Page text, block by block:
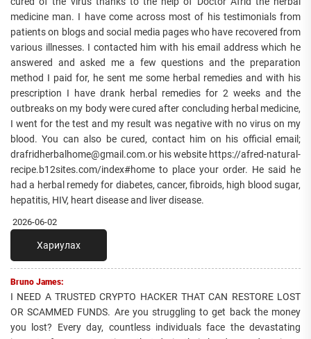
medicine man. I have come across most of his testimonials from
patients on blogs and social media pages who have recovered from
various illnesses. I contacted him with his email address which he
answered and asked me a few questions and the preparation
method I paid for, he sent me some herbal remedies and with his
prescription I have drank herbal remedies for 2 weeks and the
outbreaks on my body were cured after concluding herbal medicine,
I went for the test and my result was negative with no virus on my
blood. You can also be cured, contact him on his official email;
drafridherbalhome@gmail.com.or his website https://afred-natural-
recipe.b12sites.com/index#home to place your order. He said he
had a herbal remedy for diabetes, cancer, fibroids, high blood sugar,
hepatitis, HIV, heart disease and liver disease.
2026-06-02
Хариулах
Bruno James:
I NEED A TRUSTED CRYPTO HACKER THAT CAN RESTORE LOST
OR SCAMMED FUNDS. Are you struggling to get back the money
you lost? Every day, countless individuals face the devastating